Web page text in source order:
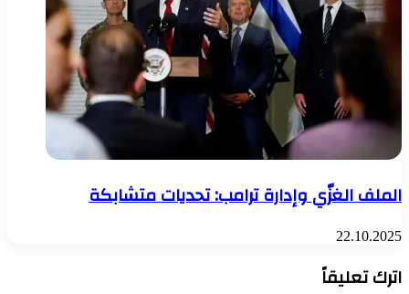
الملف الغزّي وإدارة ترامب: تحديات متشابكة
22.10.2025
اترك تعليقاً